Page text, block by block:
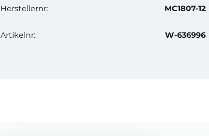
Herstellernr: MC1807-12
Artikelnr: W-636996